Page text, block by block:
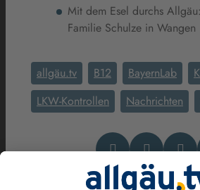
Mit dem Esel durchs
Familie Schulze in Wangen
allgäu.tv B12 BayernLab
LKW-Kontrollen
Nachrichten